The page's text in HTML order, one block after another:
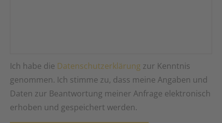
Ich habe die Datenschutzerklärung zur Kenntnis
genommen. Ich stimme zu, dass meine Angaben und
Daten zur Beantwortung meiner Anfrage elektronisch
erhoben und gespeichert werden.